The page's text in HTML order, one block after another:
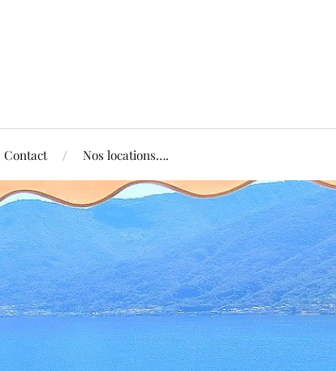
Contact Nos locations….